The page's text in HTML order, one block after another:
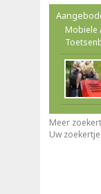
Mobiele
Meer
Uw